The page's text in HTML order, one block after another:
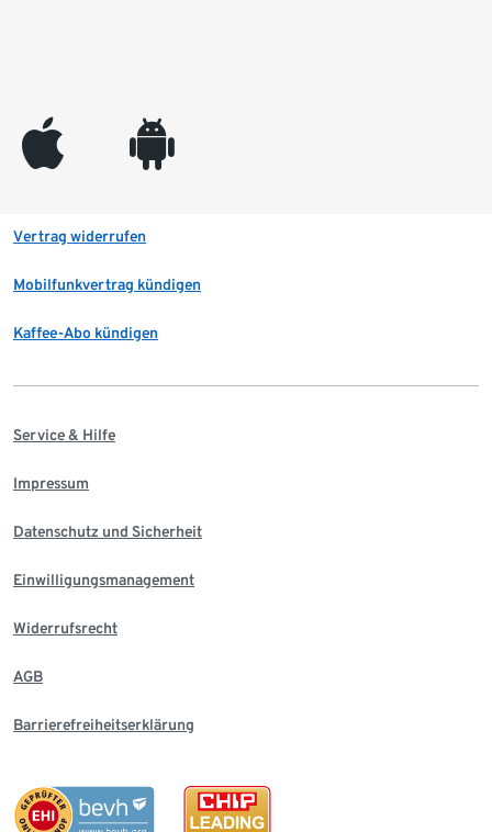
appleinc android
Vertrag widerrufen
Mobilfunkvertrag kündigen
Kaffee-Abo kündigen
Service & Hilfe
Impressum
Datenschutz und Sicherheit
Einwilligungsmanagement
Widerrufsrecht
AGB
Barrierefreiheitserklärung